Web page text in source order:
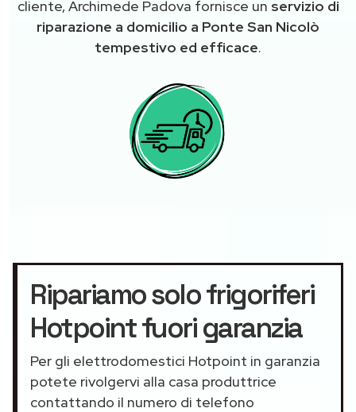
cliente, Archimede Padova fornisce un servizio di
riparazione a domicilio a Ponte San Nicolò
tempestivo ed efficace.
Ripariamo solo frigoriferi
Hotpoint fuori garanzia
Per gli elettrodomestici Hotpoint in garanzia
potete rivolgervi alla casa produttrice
contattando il numero di telefono